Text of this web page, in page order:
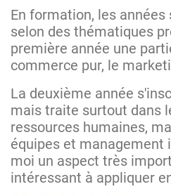
En formation, les
selon des thématiques
première année une
commerce pur, le
La deuxième année
mais traite surtout dans
ressources humaines,
équipes et management
moi un aspect très
intéressant à appliquer